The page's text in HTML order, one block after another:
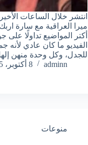
انتشر خلال الساعات
ميرا العراقية مع سارة
أكتر المواضيع تداولًا
الفيديو ما كان عادي لأنه
للجدل، وكل وحدة منهن
adminn
8 أكتوبر، 2025
منوعات